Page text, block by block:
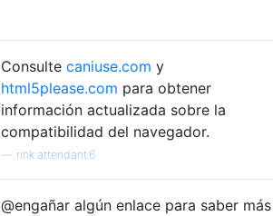
Consulte caniuse.com y
html5please.com para obtener
información actualizada sobre la
compatibilidad del navegador.
rink.attendant.6
@engañar algún enlace para saber más